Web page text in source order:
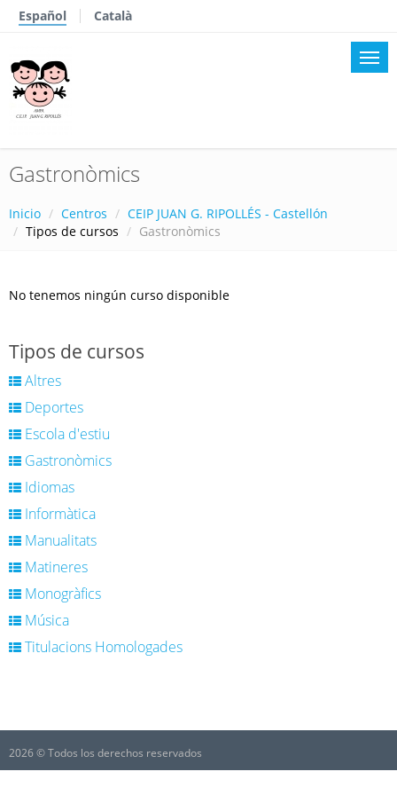
Español Català
Gastronòmics
Inicio Centros
CEIP JUAN G. RIPOLLÉS - Castellón
Tipos de cursos
Gastronòmics
No tenemos ningún curso disponible
Tipos de cursos
Altres
Deportes
Escola d'estiu
Gastronòmics
Idiomas
Informàtica
Manualitats
Matineres
Monogràfics
Música
Titulacions Homologades
2026 © Todos los derechos reservados